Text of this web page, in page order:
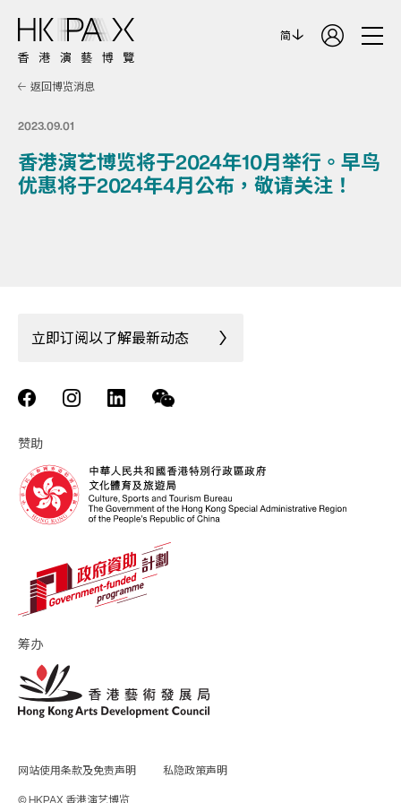
简
返回博览消息
2023.09.01
香港演艺博览将于2024年10月举行。早鸟
优惠将于2024年4月公布，敬请关注！
立即订阅以了解最新动态
赞助
筹办
网站使用条款及免责声明
私隐政策声明
© HKPAX 香港演艺博览